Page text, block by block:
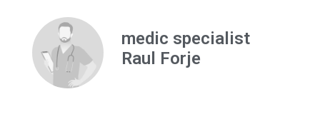
medic specialist
Raul Forje